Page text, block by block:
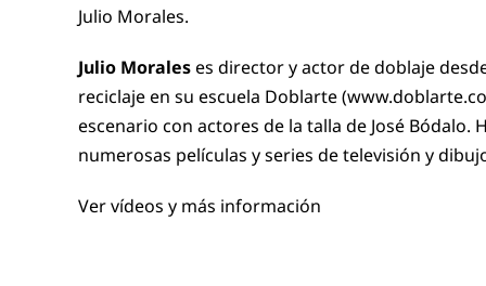
Julio Morales.
Julio Moraleses director y actor de doblaje
reciclaje en su escuela Doblarte (
escenario con actores de la talla de José Bódalo.
numerosas películas y series de televisión y
Ver vídeos y más información